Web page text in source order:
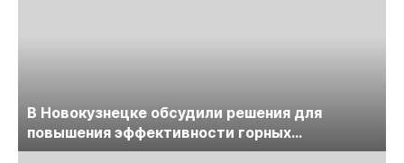
В Новокузнецке обсудили решения для
повышения эффективности горных
предприятий